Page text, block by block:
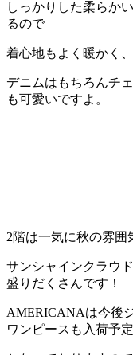
しっかりした柔らか
るので
着心地もよく暖かく
デニムはもちろんチ
も可愛いですよ。
2階は一気に秋の雰囲
サンシャインクラウ
盛りだくさんです！
AMERICANAは今後
ワンピースも入荷予定